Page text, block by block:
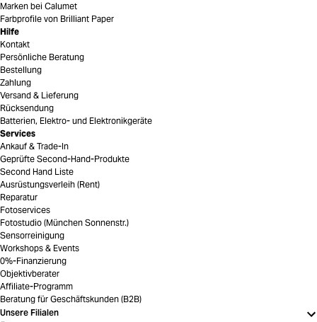
Marken bei Calumet
Farbprofile von Brilliant Paper
Hilfe
Kontakt
Persönliche Beratung
Bestellung
Zahlung
Versand & Lieferung
Rücksendung
Batterien, Elektro- und Elektronikgeräte
Services
Ankauf & Trade-In
Geprüfte Second-Hand-Produkte
Second Hand Liste
Ausrüstungsverleih (Rent)
Reparatur
Fotoservices
Fotostudio (München Sonnenstr.)
Sensorreinigung
Workshops & Events
0%-Finanzierung
Objektivberater
Affiliate-Programm
Beratung für Geschäftskunden (B2B)
Unsere Filialen